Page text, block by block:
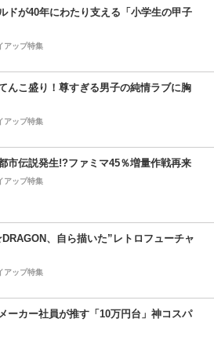
ドが40年にわたり支える「小学生の甲子
アップ特集
んこ盛り！尊すぎる男子の純情ラブに胸
アップ特集
市伝説発生!?ファミマ45％増量作戦再来
アップ特集
、自ら描いた”レトロフューチャ
アップ特集
ーカー社員が推す「10万円台」神コスパ